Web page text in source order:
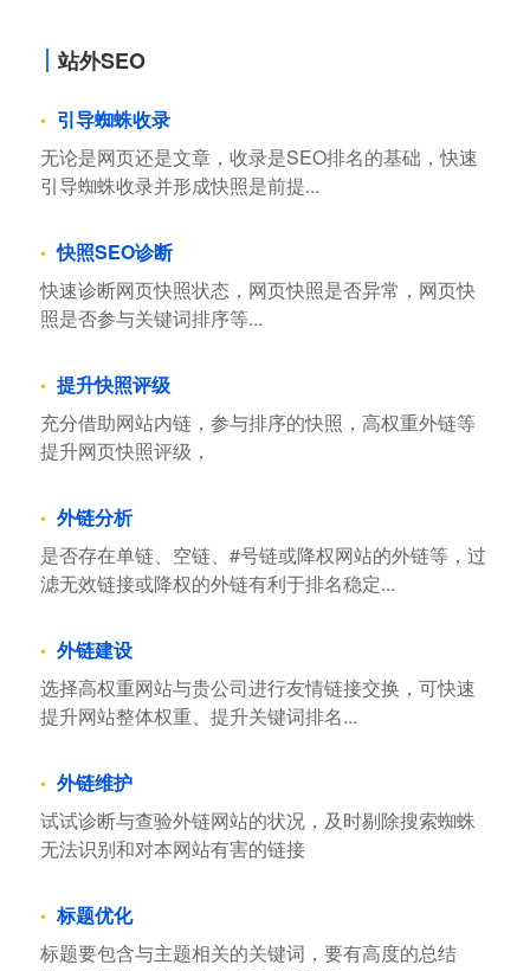
站外SEO
引导蜘蛛收录
无论是网页还是文章，收录是SEO排名的基础，快速
引导蜘蛛收录并形成快照是前提...
快照SEO诊断
快速诊断网页快照状态，网页快照是否异常，网页快
照是否参与关键词排序等...
提升快照评级
充分借助网站内链，参与排序的快照，高权重外链等
提升网页快照评级，
外链分析
是否存在单链、空链、#号链或降权网站的外链等，过
滤无效链接或降权的外链有利于排名稳定...
外链建设
选择高权重网站与贵公司进行友情链接交换，可快速
提升网站整体权重、提升关键词排名...
外链维护
试试诊断与查验外链网站的状况，及时剔除搜索蜘蛛
无法识别和对本网站有害的链接
标题优化
标题要包含与主题相关的关键词，要有高度的总结